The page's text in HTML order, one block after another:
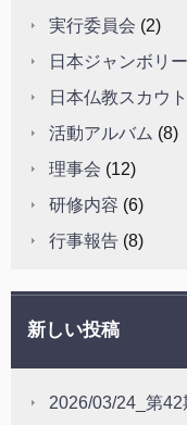
実行委員会 (2)
日本ジャンボリー
日本仏教スカウ
活動アルバム (8)
理事会 (12)
研修内容 (6)
行事報告 (8)
新しい投稿
2026/03/24_第